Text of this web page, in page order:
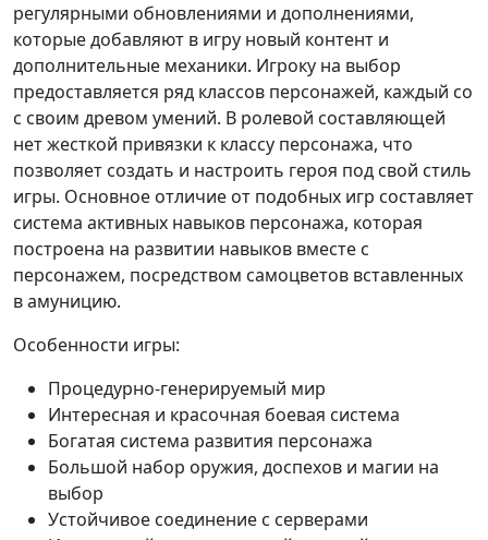
регулярными обновлениями и дополнениями,
которые добавляют в игру новый контент и
дополнительные механики. Игроку на выбор
предоставляется ряд классов персонажей, каждый со
с своим древом умений. В ролевой составляющей
нет жесткой привязки к классу персонажа, что
позволяет создать и настроить героя под свой стиль
игры. Основное отличие от подобных игр составляет
система активных навыков персонажа, которая
построена на развитии навыков вместе с
персонажем, посредством самоцветов вставленных
в амуницию.
Особенности игры:
Процедурно-генерируемый мир
Интересная и красочная боевая система
Богатая система развития персонажа
Большой набор оружия, доспехов и магии на
выбор
Устойчивое соединение с серверами